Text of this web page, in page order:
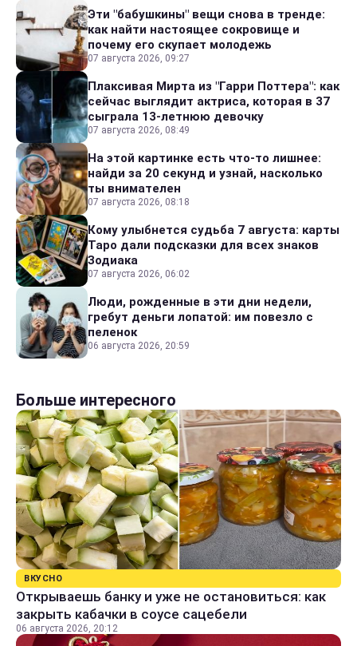
Эти "бабушкины" вещи снова в тренде:
как найти настоящее сокровище и
почему его скупает молодежь
07 августа 2026, 09:27
Плаксивая Мирта из "Гарри Поттера": как
сейчас выглядит актриса, которая в 37
сыграла 13-летнюю девочку
07 августа 2026, 08:49
На этой картинке есть что-то лишнее:
найди за 20 секунд и узнай, насколько
ты внимателен
07 августа 2026, 08:18
Кому улыбнется судьба 7 августа: карты
Таро дали подсказки для всех знаков
Зодиака
07 августа 2026, 06:02
Люди, рожденные в эти дни недели,
гребут деньги лопатой: им повезло с
пеленок
06 августа 2026, 20:59
Больше интересного
ВКУСНО
Открываешь банку и уже не остановиться: как
закрыть кабачки в соусе сацебели
06 августа 2026, 20:12